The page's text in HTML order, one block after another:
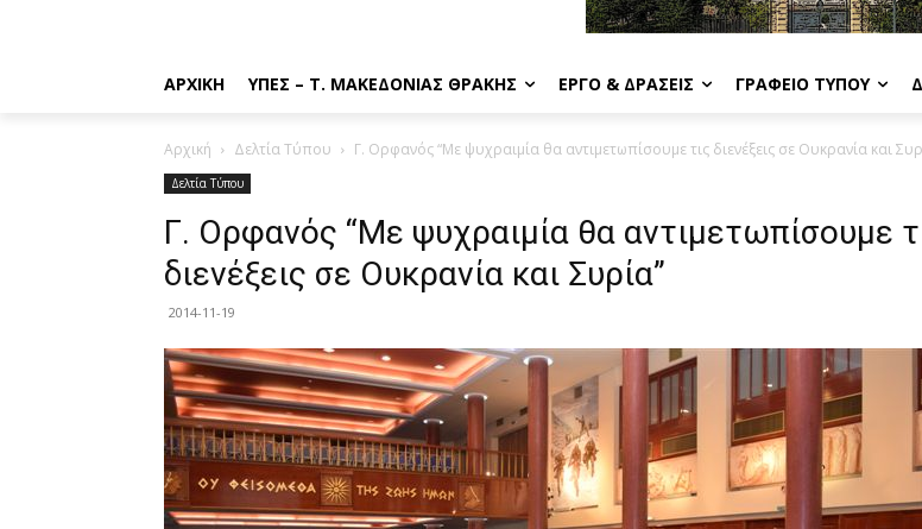
ΑΡΧΙΚΉ ΥΠΕΣ – Τ. ΜΑΚΕΔΟΝΊΑΣ ΘΡΆΚΗΣ ΈΡΓΟ & ΔΡΆΣΕΙΣ ΓΡΑΦΕΊΟ ΤΎΠΟΥ
Αρχική Δελτία Τύπου Γ. Ορφανός “Με ψυχραιμία θα αντιμετωπίσουμε τις διενέξεις σε Ουκρανία και
Δελτία Τύπου
Γ. Ορφανός “Με ψυχραιμία θα αντιμετωπίσουμε
διενέξεις σε Ουκρανία και Συρία”
2014-11-19